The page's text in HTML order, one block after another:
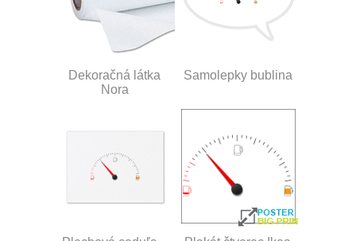
Dekoračná látka
Nora
Samolepky bublina